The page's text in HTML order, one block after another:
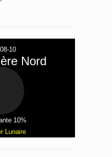
10
Nord
10%
Lunaire